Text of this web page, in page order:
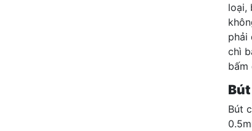
loại,
phải
chì
bấm
Bút